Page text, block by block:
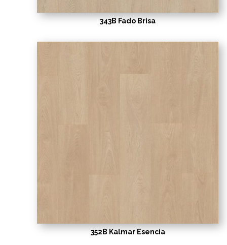
343B Fado Brisa
352B Kalmar Esencia